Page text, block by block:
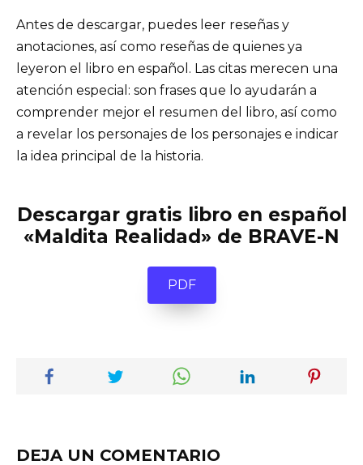
Antes de descargar, puedes leer reseñas y
anotaciones, así como reseñas de quienes ya
leyeron el libro en español. Las citas merecen una
atención especial: son frases que lo ayudarán a
comprender mejor el resumen del libro, así como
a revelar los personajes de los personajes e indicar
la idea principal de la historia.
Descargar gratis libro en español
«Maldita Realidad» de BRAVE-N
PDF
DEJA UN COMENTARIO